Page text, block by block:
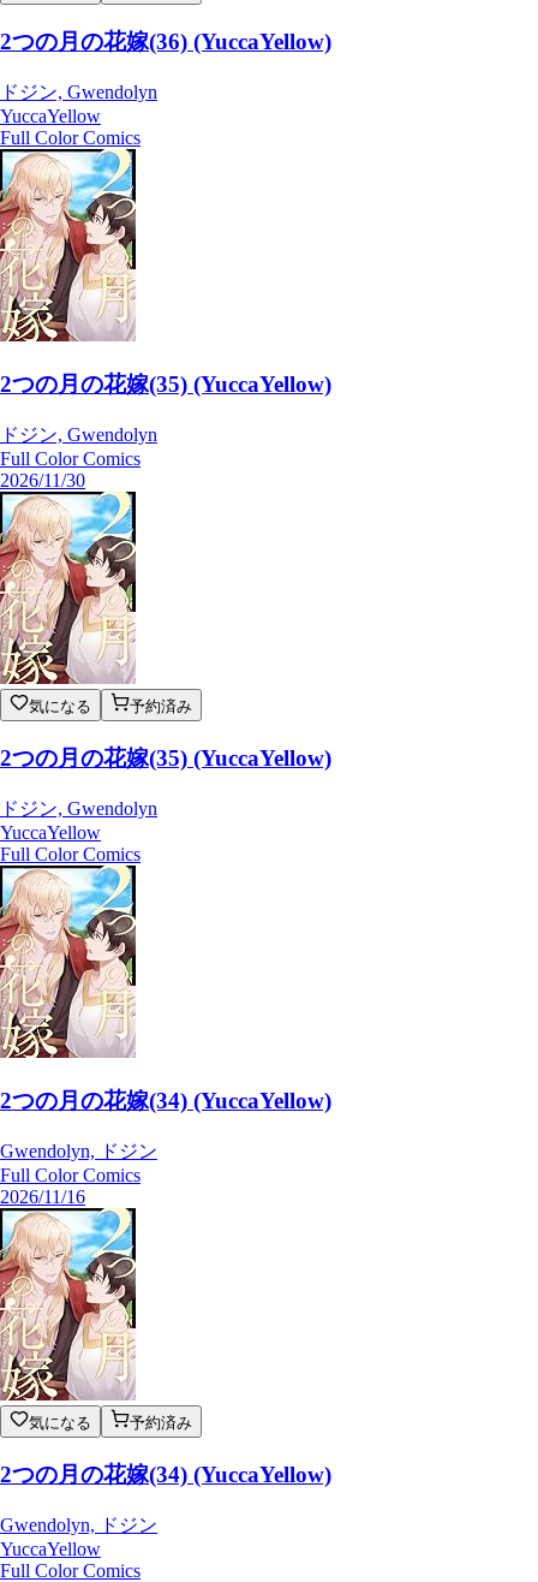
2つの月の花嫁(36) (YuccaYellow)
ドジン, Gwendolyn
YuccaYellow
Full Color Comics
2つの月の花嫁(35) (YuccaYellow)
ドジン, Gwendolyn
Full Color Comics
2026/11/30
気になる 予約済み
2つの月の花嫁(35) (YuccaYellow)
ドジン, Gwendolyn
YuccaYellow
Full Color Comics
2つの月の花嫁(34) (YuccaYellow)
Gwendolyn, ドジン
Full Color Comics
2026/11/16
気になる 予約済み
2つの月の花嫁(34) (YuccaYellow)
Gwendolyn, ドジン
YuccaYellow
Full Color Comics